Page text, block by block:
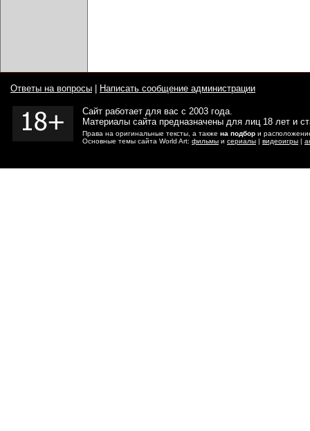
Ответы на вопросы Написать сообщение администрации
Сайт работает для вас с 2003 года.
Материалы сайта предназначены для лиц 18 лет и
Права на оригинальные тексты, а также на подбор и
Основные темы сайта World Art: фильмы и сериалы | видеоигры |